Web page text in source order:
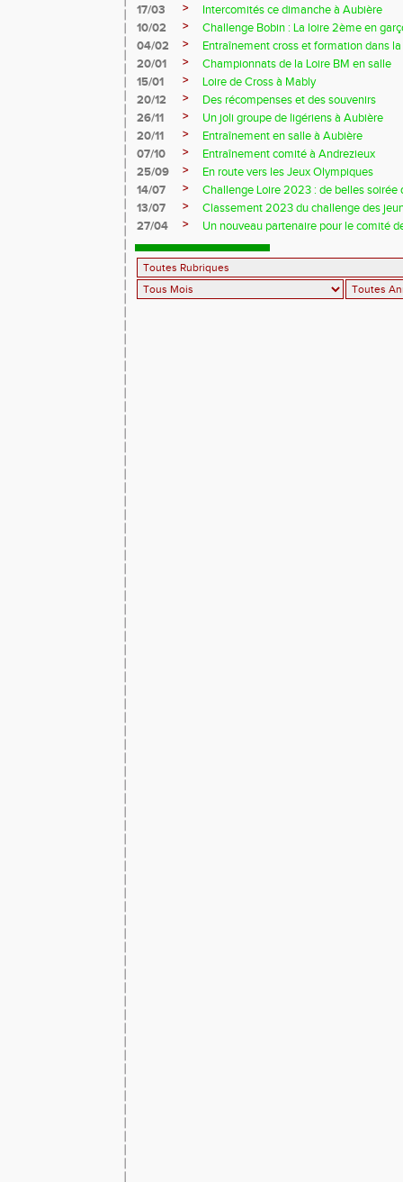
17/03
>
Intercomités ce dimanche à Aubière
10/02
>
Challenge Bobin : La loire 2ème en
04/02
>
Entraînement cross et formation dans
20/01
>
Championnats de la Loire BM en salle
15/01
>
Loire de Cross à Mably
20/12
>
Des récompenses et des souvenirs
26/11
>
Un joli groupe de ligériens à Aubière
20/11
>
Entraînement en salle à Aubière
07/10
>
Entraînement comité à Andrezieux
25/09
>
En route vers les Jeux Olympiques
14/07
>
Challenge Loire 2023 : de belles soirée
13/07
>
Classement 2023 du challenge des
27/04
> Un nouveau partenaire pour le comité